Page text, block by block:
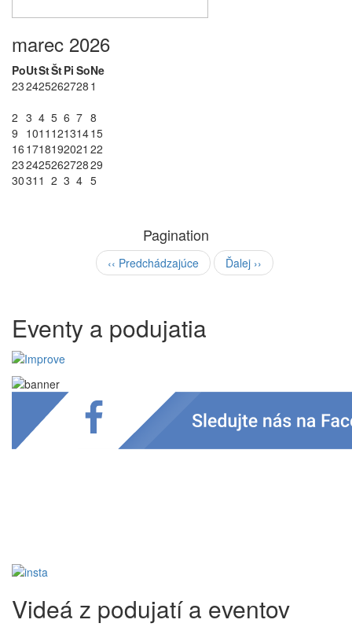
marec 2026
PoUtStŠtPi SoNe
232425262728 1
2 3 4 5 6 7 8
9 1011 12131415
16 1718192021 22
23242526272829
3031 1 2 3 4 5
Pagination
‹‹ Predchádzajúce Ďalej ››
Eventy a podujatia
Videá z podujatí a eventov